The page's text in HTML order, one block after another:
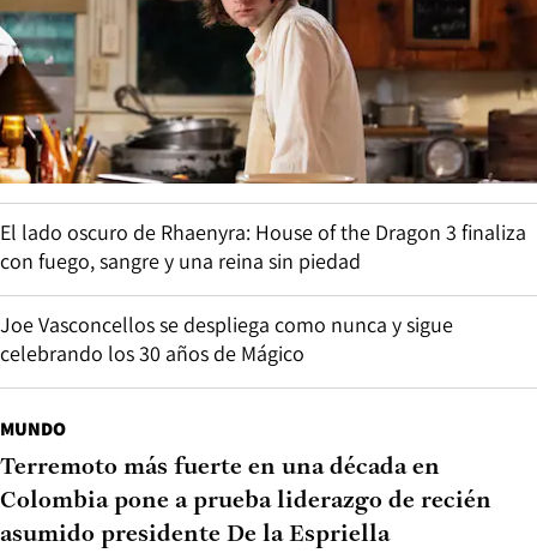
El lado oscuro de Rhaenyra: House of the Dragon 3 finaliza
con fuego, sangre y una reina sin piedad
Joe Vasconcellos se despliega como nunca y sigue
celebrando los 30 años de Mágico
MUNDO
Terremoto más fuerte en una década en
Colombia pone a prueba liderazgo de recién
asumido presidente De la Espriella